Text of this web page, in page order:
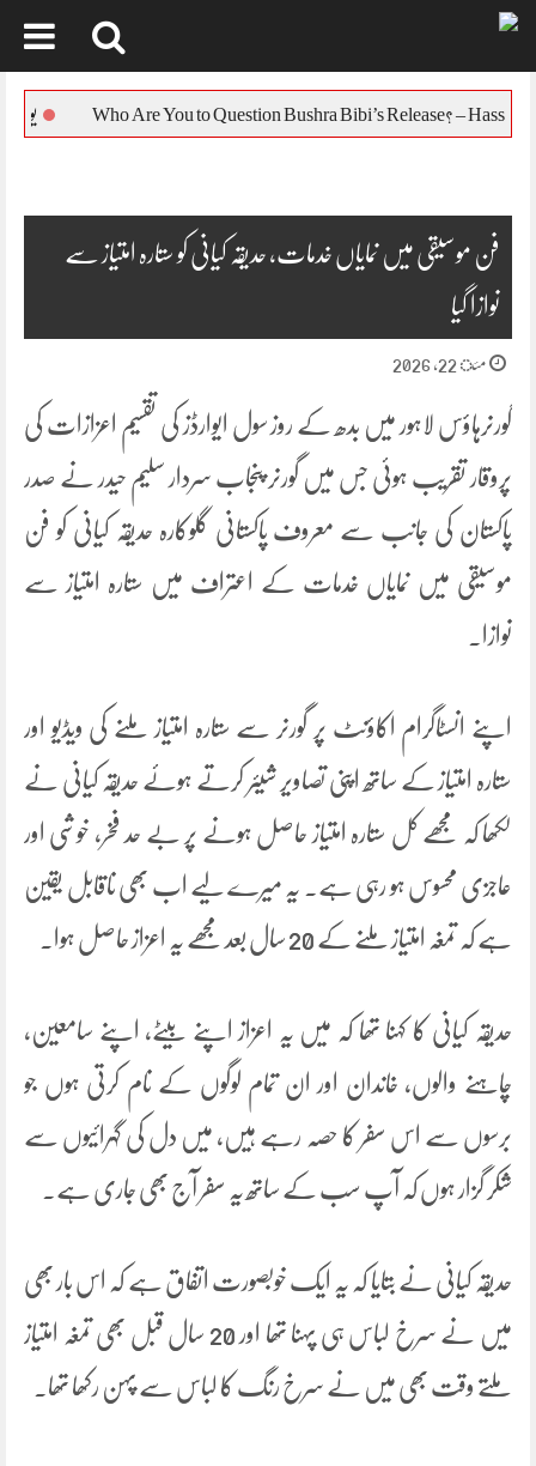
content
یورپی یونین کا
فن موسیقی میں نمایاں خدمات، حدیقہ کیانی کو ستارہ امتیاز سے
نوازا گیا
مئ 22, 2026
گورنرہاؤس لاہور میں بدھ کے روز سول ایوارڈز کی تقسیم اعزازات کی
پروقار تقریب ہوئی جس میں گورنر پنجاب سردار سلیم حیدر نے صدر
پاکستان کی جانب سے معروف پاکستانی گلوکارہ حدیقہ کیانی کو فن
موسیقی میں نمایاں خدمات کے اعتراف میں ستارہ امتیاز سے
نوازا۔
اپنے انسٹاگرام اکاؤنٹ پر گورنر سے ستارہ امتیاز ملنے کی ویڈیو اور
ستارہ امتیاز کے ساتھ اپنی تصاویر شیئر کرتے ہوئے حدیقہ کیانی نے
لکھا کہ مجھے کل ستارہ امتیاز حاصل ہونے پر بے حد فخر، خوشی اور
عاجزی محسوس ہو رہی ہے۔ یہ میرے لیے اب بھی ناقابل یقین
ہے کہ تمغہ امتیاز ملنے کے 20 سال بعد مجھے یہ اعزاز حاصل ہوا۔
حدیقہ کیانی کا کہنا تھا کہ میں یہ اعزاز اپنے بیٹے، اپنے سامعین،
چاہنے والوں، خاندان اور ان تمام لوگوں کے نام کرتی ہوں جو
برسوں سے اس سفر کا حصہ رہے ہیں، میں دل کی گہرائیوں سے
شکر گزار ہوں کہ آپ سب کے ساتھ یہ سفر آج بھی جاری ہے۔
حدیقہ کیانی نے بتایا کہ یہ ایک خوبصورت اتفاق ہے کہ اس بار بھی
میں نے سرخ لباس ہی پہنا تھا اور 20 سال قبل بھی تمغہ امتیاز
ملتے وقت بھی میں نے سرخ رنگ کا لباس سے پہن رکھا تھا۔